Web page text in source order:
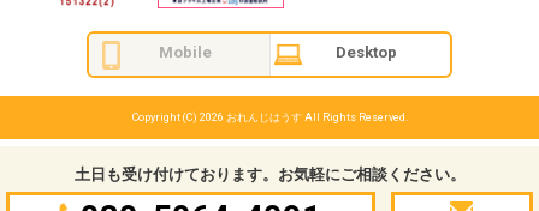
Mobile Desktop
土日も受け付けております。お気軽にご相談ください。
Copyright (C) 2026 おれんじはうすAll Rights Reserved.